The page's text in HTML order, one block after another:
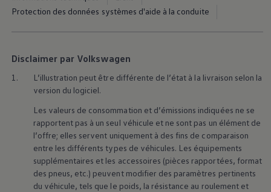
Le design dynamique de l’ID. Polo se base sur le
équilibrées lui confèrent une allure moderne et
affirmée. Pour une signature lumineuse encore plus
marquante, des baguettes lumineuses à l’avant et à
Matrix LED IQ.LIGHT sont disponibles en option.
En savoir plus sur l’extérieur
Habitacle
Protection des données systèmes d'aide à la conduite
Disclaimer par Volkswagen
1.
L’illustration peut être différente de l’état à la livraison selon la
version du logiciel.
Les valeurs de consommation et d’émissions indiquées ne se
rapportent pas à un seul véhicule et ne sont pas un élément de
l’offre; elles servent uniquement à des fins de comparaison
entre les différents types de véhicules. Les équipements
supplémentaires et les accessoires (pièces rapportées, format
des pneus, etc.) peuvent modifier des paramètres pertinents
du véhicule, tels que le poids, la résistance au roulement et